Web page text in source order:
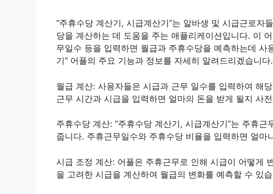
“주휴수당 계산기, 시급계산기”는 알바생 및 시급근로자
당을 계산하는 데 도움을 주는 애플리케이션입니다. 이
무일수 등을 입력하면 월급과 주휴수당을 예측하는데 사
기” 어플의 주요 기능과 정보를 자세히 알려드리겠습니다.
월급 계산: 사용자들은 시급과 근무 일수를 입력하여 해
근무 시간과 시급을 입력하면 얼마의 돈을 받게 될지 사
주휴수당 계산: “주휴수당 계산기, 시급계산기”는 주휴
줍니다. 주휴근무일수와 주휴수당 비율을 입력하면 얼
시급 조정 계산: 어플은 주휴근무로 인해 시급이 어떻게
을 고려한 시급을 계산하여 월급의 변화를 예측할 수 있